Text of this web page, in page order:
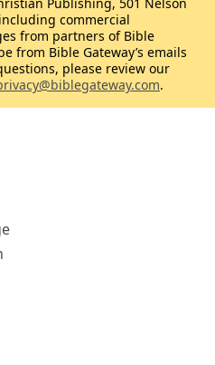
commercial
from partners of Bible
from Bible Gateway’s emails
please review our
.